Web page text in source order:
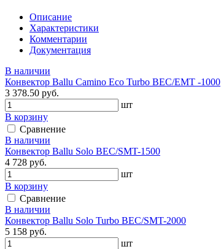
Описание
Характеристики
Комментарии
Документация
В наличии
Конвектор Ballu Camino Eco Turbo BEC/EMT -1000
3 378.50 руб.
шт
В корзину
Сравнение
В наличии
Конвектор Ballu Solo BEC/SMT-1500
4 728 руб.
шт
В корзину
Сравнение
В наличии
Конвектор Ballu Solo Turbo BEC/SMT-2000
5 158 руб.
шт